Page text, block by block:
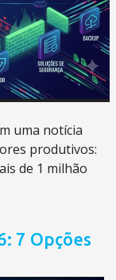
uma notícia
produtivos:
de 1 milhão
7 Opções